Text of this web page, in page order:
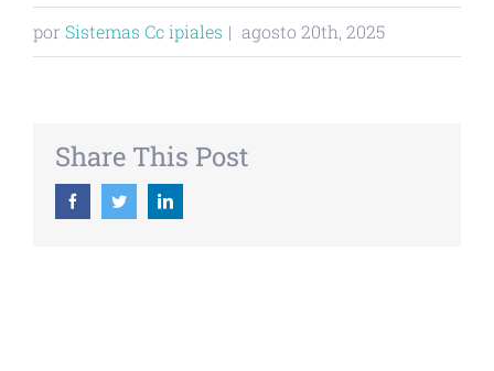
por Sistemas Cc ipiales | agosto 20th, 2025
Share This Post
FacebookTwitterLinkedin